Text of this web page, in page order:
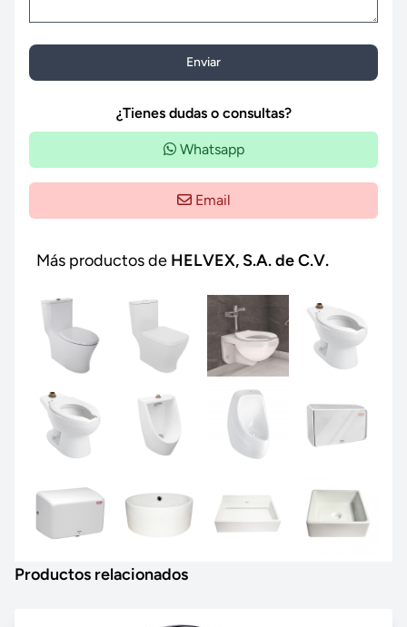
Enviar
¿Tienes dudas o consultas?
Whatsapp
Email
Más productos de HELVEX, S.A. de C.V.
Productos relacionados